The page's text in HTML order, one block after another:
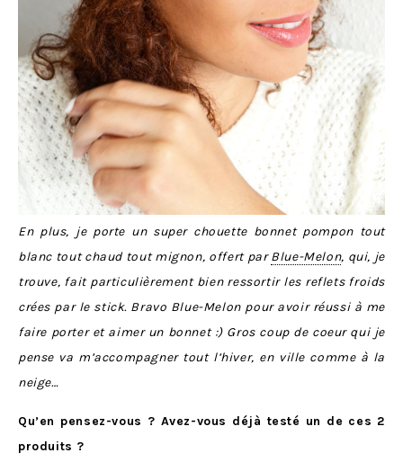
En plus, je porte un super chouette bonnet pompon tout
blanc tout chaud tout mignon, offert parBlue-Melon, qui, je
trouve, fait particulièrement bien ressortir les reflets froids
crées par le stick. Bravo Blue-Melon pour avoir réussi à me
faire porter et aimer un bonnet :) Gros coup de coeur qui je
pense va m’accompagner tout l’hiver, en ville comme à la
neige…
Qu’en pensez-vous ? Avez-vous déjà testé un de ces 2
produits ?